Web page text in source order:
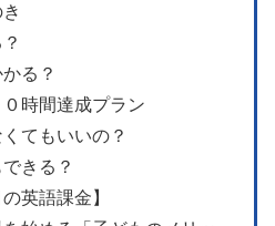
る？
０時間達成プラン
てもいいの？
きる？
英語課金】